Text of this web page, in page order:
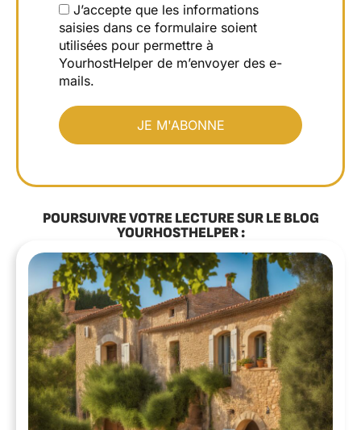
J’accepte que les informations
saisies dans ce formulaire soient
utilisées pour permettre à
YourhostHelper de m’envoyer des e-
mails.
POURSUIVRE VOTRE LECTURE SUR LE BLOG
YOURHOSTHELPER :